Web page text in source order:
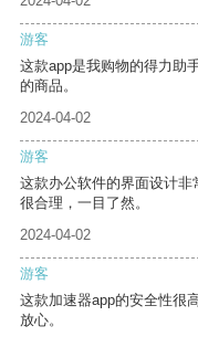
游客
这款app是我购物的得力助
的商品。
2024-04-02
游客
这款办公软件的界面设计
很合理，一目了然。
2024-04-02
游客
这款加速器app的安全性很
放心。